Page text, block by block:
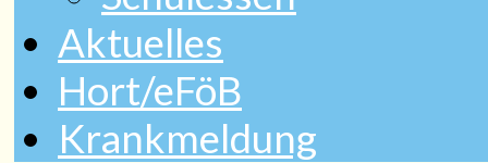
Aktuelles
Hort/eFöB
Krankmeldung